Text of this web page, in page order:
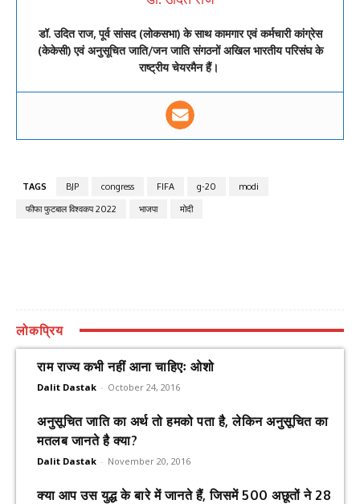
डॉ. उदित राज, पूर्व सांसद (लोकसभा) के साथ कामगार एवं कर्मचारी कांग्रेस
(केकेसी) एवं अनुसूचित जाति/जन जाति संगठनों अखिल भारतीय परिसंघ के
राष्ट्रीय चेयरमैन हैं।
TAGS BJP congress FIFA g-20
modi
फीफा फुटबाल विश्वकप 2022
भाजपा मोदी
लोकप्रिय
राम राज्य कभी नहीं आना चाहिएः ओशो
Dalit Dastak - October 24, 2016
अनुसूचित जाति का अर्थ तो हमको पता है, लेकिन अनुसूचित का
मतलब जानते है क्या?
Dalit Dastak - November 20, 2016
क्या आप उस युद्ध के बारे में जानते हैं, जिसमें 500 अछूतों ने 28